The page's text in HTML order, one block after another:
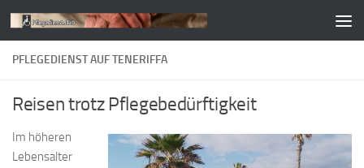
Zum Inhalt springen
PFLEGEDIENST AUF TENERIFFA
Reisen trotz Pflegebedürftigkeit
Im höheren
Lebensalter